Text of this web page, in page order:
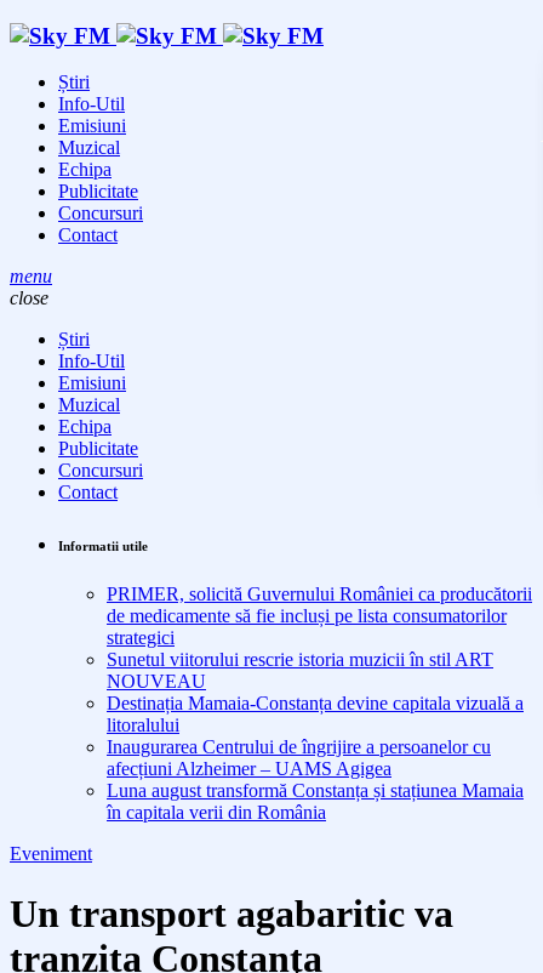
Știri
Info-Util
Emisiuni
Muzical
Echipa
Publicitate
Concursuri
Contact
menu
close
Știri
Info-Util
Emisiuni
Muzical
Echipa
Publicitate
Concursuri
Contact
Informatii utile
PRIMER, solicită Guvernului României ca producătorii
de medicamente să fie incluși pe lista consumatorilor
strategici
Sunetul viitorului rescrie istoria muzicii în stil ART
NOUVEAU
Destinația Mamaia-Constanța devine capitala vizuală a
litoralului
Inaugurarea Centrului de îngrijire a persoanelor cu
afecțiuni Alzheimer – UAMS Agigea
Luna august transformă Constanța și stațiunea Mamaia
în capitala verii din România
Eveniment
Un transport agabaritic va
tranzita Constanţa